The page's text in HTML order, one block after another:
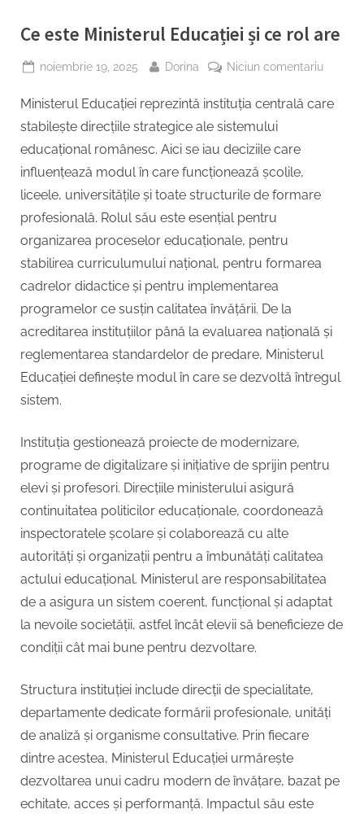
Ce este Ministerul Educației și ce rol are
Posted
noiembrie 19, 2025 By
Dorina Niciun comentariula
este
Ministerul Educației reprezintă instituția centrală care
stabilește direcțiile strategice ale sistemului
educațional românesc. Aici se iau deciziile care
influențează modul în care funcționează școlile,
liceele, universitățile și toate structurile de formare
profesională. Rolul său este esențial pentru
organizarea proceselor educaționale, pentru
stabilirea curriculumului național, pentru formarea
cadrelor didactice și pentru implementarea
programelor ce susțin calitatea învățării. De la
acreditarea instituțiilor până la evaluarea națională și
reglementarea standardelor de predare, Ministerul
Educației definește modul în care se dezvoltă întregul
sistem.
Instituția gestionează proiecte de modernizare,
programe de digitalizare și inițiative de sprijin pentru
elevi și profesori. Direcțiile ministerului asigură
continuitatea politicilor educaționale, coordonează
inspectoratele școlare și colaborează cu alte
autorități și organizații pentru a îmbunătăți calitatea
actului educațional. Ministerul are responsabilitatea
de a asigura un sistem coerent, funcțional și adaptat
la nevoile societății, astfel încât elevii să beneficieze de
condiții cât mai bune pentru dezvoltare.
Structura instituției include direcții de specialitate,
departamente dedicate formării profesionale, unități
de analiză și organisme consultative. Prin fiecare
dintre acestea, Ministerul Educației urmărește
dezvoltarea unui cadru modern de învățare, bazat pe
echitate, acces și performanță. Impactul său este